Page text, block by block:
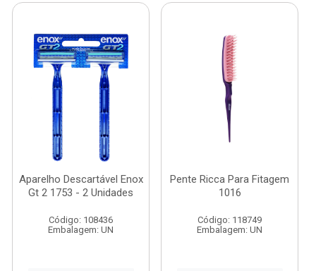
Aparelho Descartável Enox
Gt 2 1753 - 2 Unidades
Código: 108436
Embalagem: UN
Pente Ricca Para Fitagem
1016
Código: 118749
Embalagem: UN